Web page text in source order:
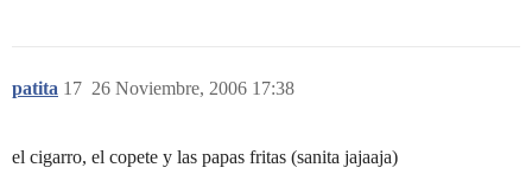
patita 26 Noviembre, 2006 17:38
17
el cigarro, el copete y las papas fritas (sanita jajaaja)